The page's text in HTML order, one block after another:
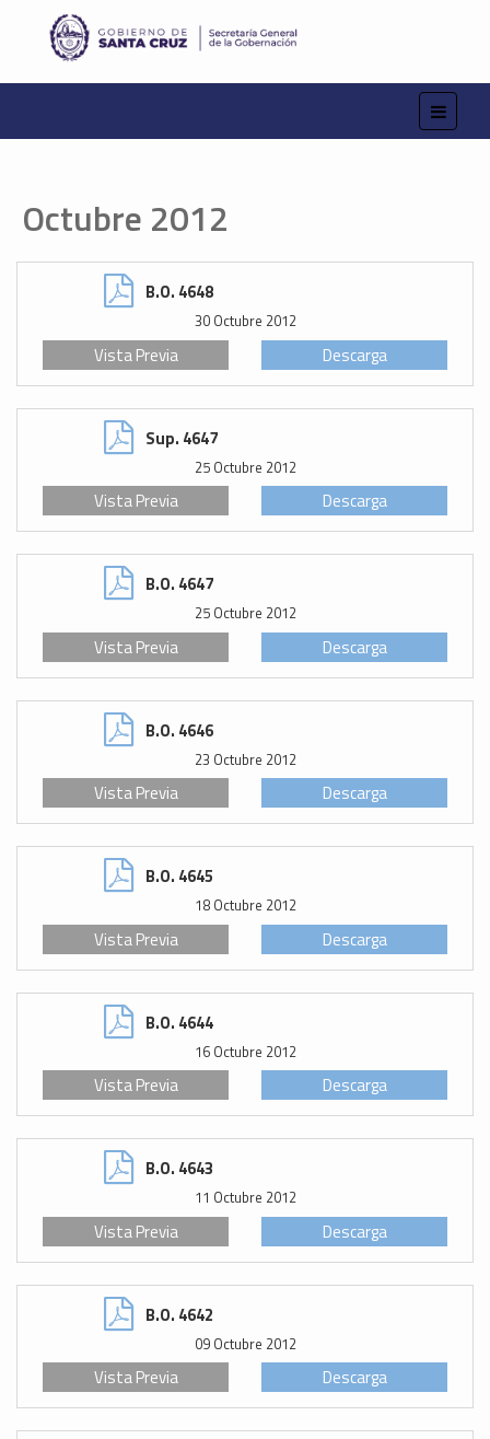
Octubre 2012
B.O. 4648
30 Octubre 2012
Descarga
Vista Previa
Sup. 4647
25 Octubre 2012
Descarga
Vista Previa
B.O. 4647
25 Octubre 2012
Descarga
Vista Previa
B.O. 4646
23 Octubre 2012
Descarga
Vista Previa
B.O. 4645
18 Octubre 2012
Descarga
Vista Previa
B.O. 4644
16 Octubre 2012
Descarga
Vista Previa
B.O. 4643
11 Octubre 2012
Descarga
Vista Previa
B.O. 4642
09 Octubre 2012
Descarga
Vista Previa